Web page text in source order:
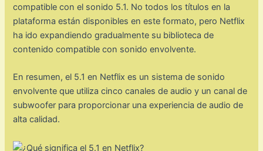
compatible con el sonido 5.1. No todos los títulos en la
plataforma están disponibles en este formato, pero Netflix
ha ido expandiendo gradualmente su biblioteca de
contenido compatible con sonido envolvente.
En resumen, el 5.1 en Netflix es un sistema de sonido
envolvente que utiliza cinco canales de audio y un canal de
subwoofer para proporcionar una experiencia de audio de
alta calidad.